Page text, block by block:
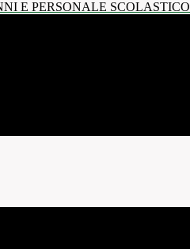
E PERSONALE SCOLASTICO